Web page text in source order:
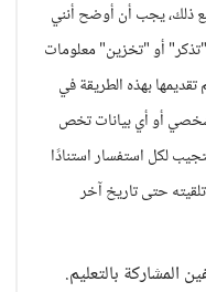
ذلك، يجب أن أوضح أنني
أو "تخزين" معلومات
بهذه الطريقة في
أو أي بيانات تخص
لكل استفسار استنادًا
حتى تاريخ آخر
المشاركة بالتعليم.